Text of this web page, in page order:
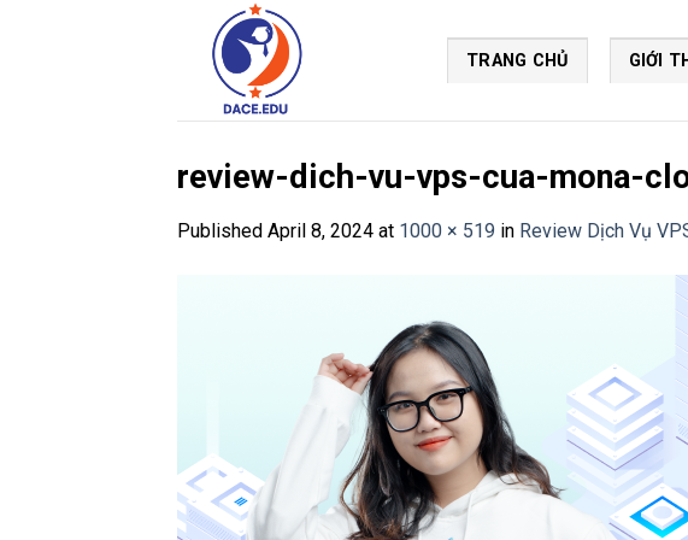
TRANG CHỦ GIỚI
review-dich-vu-vps-cua-mona-
Published April 8, 2024 at 1000 × 519 in Review Dịch Vụ